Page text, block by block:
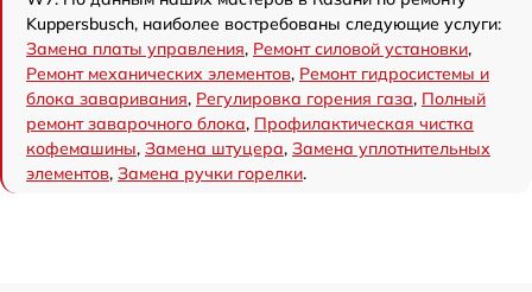
Kuppersbusch, наиболее востребованы следующие услуги:
Замена платы управления, Ремонт силовой установки,
Ремонт механических элементов, Ремонт гидросистемы и
блока заваривания, Регулировка горения газа, Полный
ремонт заварочного блока, Профилактическая чистка
кофемашины, Замена штуцера, Замена уплотнительных
элементов, Замена ручки горелки.